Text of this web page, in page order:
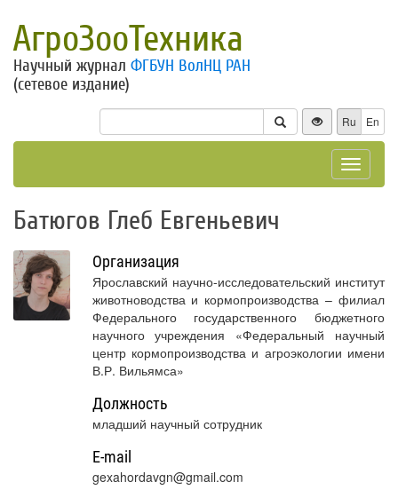
АгроЗооТехника
Научный журнал ФГБУН ВолНЦ РАН
(сетевое издание)
Ru En
Toggle
Батюгов Глеб Евгеньевич
Организация
Ярославский научно-исследовательский институт
животноводства и кормопроизводства – филиал
Федерального государственного бюджетного
научного учреждения «Федеральный научный
центр кормопроизводства и агроэкологии имени
В.Р. Вильямса»
Должность
младший научный сотрудник
E-mail
gexahordavgn@gmail.com